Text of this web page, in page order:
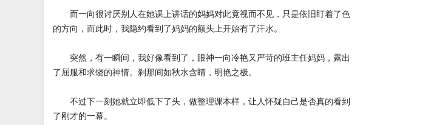
而一向很讨厌别人在她课上讲话的妈妈对此竟视而不见，只是依旧盯着了色
的方向，而此时，我隐约看到了妈妈的额头上开始有了汗水。
突然，有一瞬间，我好像看到了，眼神一向冷艳又严苛的班主任妈妈，露出
了屈服和求饶的神情。刹那间如秋水含睛，明艳之极。
不过下一刻她就立即低下了头，做整理课本样，让人怀疑自己是否真的看到
了刚才的一幕。